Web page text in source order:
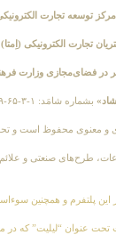
توسعه تجارت
تجارت الکترونیکی
در فضای‌مجازی وزارت
و معنوی محفوظ است و
طرح‌های صنعتی و علائم
این پلتفرم و همچنین
تحت عنوان “لیلیت” که در